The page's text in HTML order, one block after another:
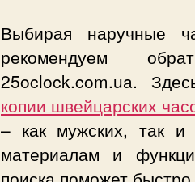
Выбирая наручные
рекомендуем
25oclock.com.ua.
копии швейцарских
– как мужских, так и
материалам и